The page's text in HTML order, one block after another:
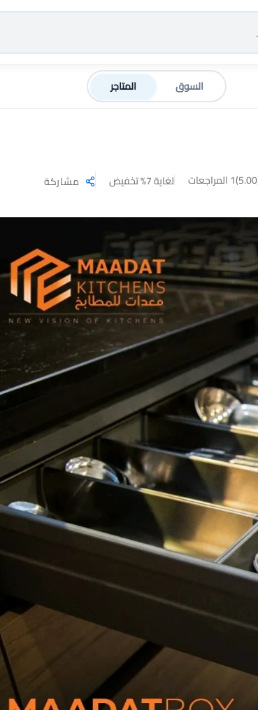
السوق المتاجر
1 المراجعات لغاية 7% تخفيض مشاركة